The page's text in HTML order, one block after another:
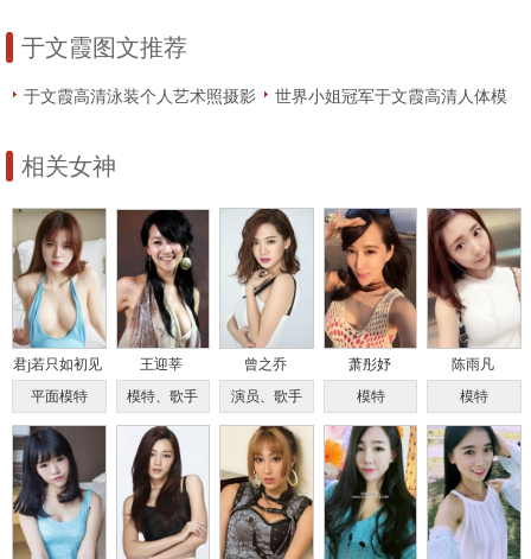
于文霞图文推荐
于文霞高清泳装个人艺术照摄影
世界小姐冠军于文霞高清人体模
相关女神
君j若只如初见
平面模特
王迎莘
模特、歌手
曾之乔
演员、歌手
萧彤妤
模特
陈雨凡
模特